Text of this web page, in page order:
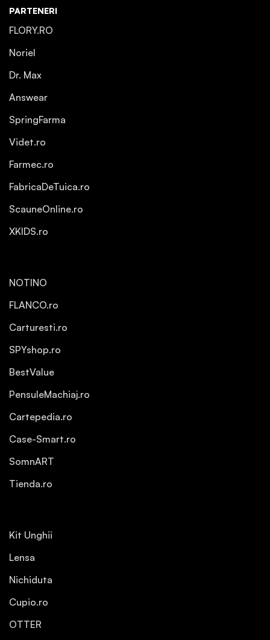
PARTENERI
FLORY.RO
Noriel
Dr. Max
Answear
SpringFarma
Videt.ro
Farmec.ro
FabricaDeTuica.ro
ScauneOnline.ro
XKIDS.ro
NOTINO
FLANCO.ro
Carturesti.ro
SPYshop.ro
BestValue
PensuleMachiaj.ro
Cartepedia.ro
Case-Smart.ro
SomnART
Tienda.ro
Kit Unghii
Lensa
Nichiduta
Cupio.ro
OTTER